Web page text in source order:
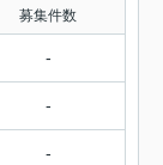
募集件数
-
-
-